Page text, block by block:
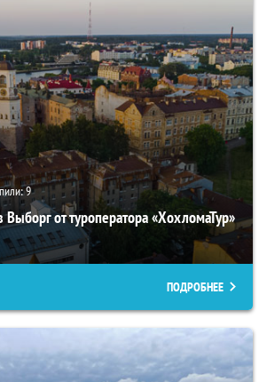
9
Выборг от туроператора «ХохломаТур»
ПОДРОБНЕЕ